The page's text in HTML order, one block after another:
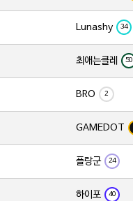
Lunashy 34
최애는클레 50
BRO 2
GAMEDOT
플랑군 24
하이포 40